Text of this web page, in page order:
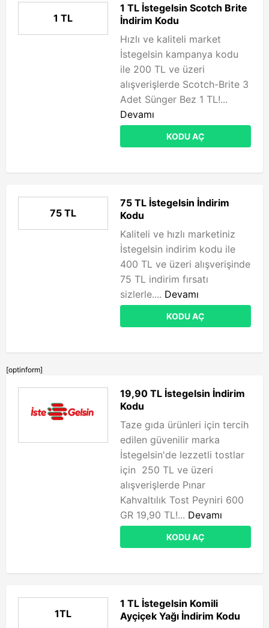
1 TL
1 TL İstegelsin Scotch Brite
İndirim Kodu
Hızlı ve kaliteli market
İstegelsin kampanya kodu
ile 200 TL ve üzeri
alışverişlerde Scotch-Brite 3
Adet Sünger Bez 1 TL!...
Devamı
KODU AÇ
75 TL
75 TL İstegelsin İndirim
Kodu
Kaliteli ve hızlı marketiniz
İstegelsin indirim kodu ile
400 TL ve üzeri alışverişinde
75 TL indirim fırsatı
sizlerle.... Devamı
KODU AÇ
[optinform]
19,90 TL İstegelsin İndirim
Kodu
Taze gıda ürünleri için tercih
edilen güvenilir marka
İstegelsin'de lezzetli tostlar
için 250 TL ve üzeri
alışverişlerde Pınar
Kahvaltılık Tost Peyniri 600
GR 19,90 TL!... Devamı
KODU AÇ
1TL
1 TL İstegelsin Komili
Ayçiçek Yağı İndirim Kodu